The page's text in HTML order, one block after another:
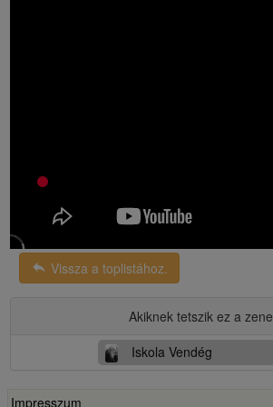
reply Vissza a toplistához.
Akiknek tetszik ez a zene
Iskola Vendég
Impresszum